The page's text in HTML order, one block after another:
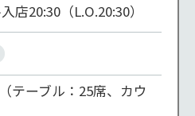
店20:30（L.O.20:30）
テーブル：25席、カウ